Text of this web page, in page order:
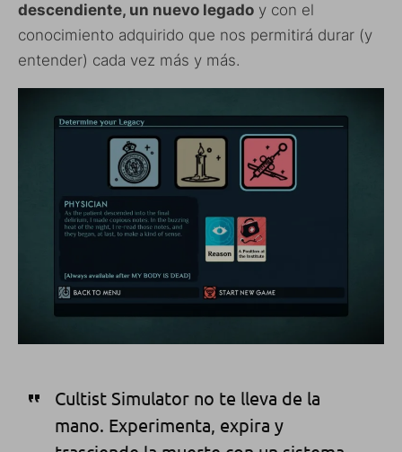
descendiente, un nuevo legado y con el
conocimiento adquirido que nos permitirá durar (y
entender) cada vez más y más.
Cultist Simulator no te lleva de la
mano. Experimenta, expira y